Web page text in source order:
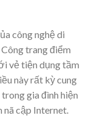
công nghệ di
trang điểm
vẻ tiện dụng tầm
này rất kỳ cung
gia đình hiện
nã cập Internet.